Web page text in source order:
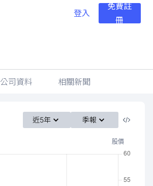
登入
免費註
冊
公司資料 相關新聞
近5年 季報